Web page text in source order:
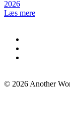
2026
Læs mere
© 2026 Another